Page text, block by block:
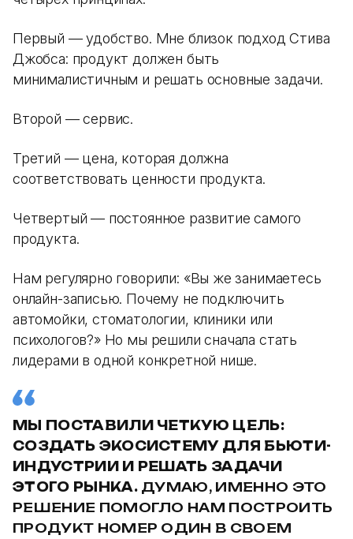
Первый — удобство. Мне близок подход Стива
Джобса: продукт должен быть
минималистичным и решать основные задачи.
Второй — сервис.
Третий — цена, которая должна
соответствовать ценности продукта.
Четвертый — постоянное развитие самого
продукта.
Нам регулярно говорили: «Вы же занимаетесь
онлайн-записью. Почему не подключить
автомойки, стоматологии, клиники или
психологов?» Но мы решили сначала стать
лидерами в одной конкретной нише.
МЫ ПОСТАВИЛИ ЧЕТКУЮ ЦЕЛЬ:
СОЗДАТЬ ЭКОСИСТЕМУ ДЛЯ БЬЮТИ-
ИНДУСТРИИ И РЕШАТЬ ЗАДАЧИ
ЭТОГО РЫНКА. ДУМАЮ, ИМЕННО ЭТО
РЕШЕНИЕ ПОМОГЛО НАМ ПОСТРОИТЬ
ПРОДУКТ НОМЕР ОДИН В СВОЕМ